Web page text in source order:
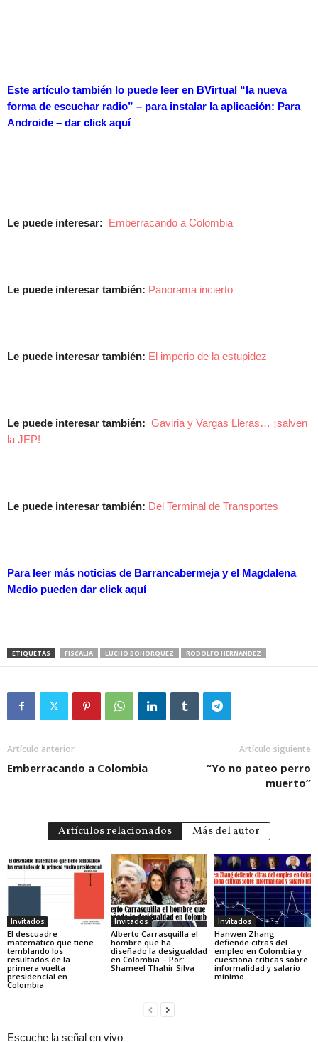
Este artículo también lo puede leer en BVirtual “la nueva
forma de escuchar radio” – para instalar la aplicación: Para
Androide – dar click aquí
Le puede interesar: Emberracando a Colombia
Le puede interesar también: Panorama incierto
Le puede interesar también: El imperio de la estupidez
Le puede interesar también: Gaviria y Vargas Lleras… ¡salven
la JEP!
Le puede interesar también: Del Terminal de Transportes
Para leer más noticias de Barrancabermeja y el Magdalena
Medio pueden dar click aquí
ETIQUETAS FISCALIA LUCHO BOHORQUEZ RODOLFO HERNANDEZ
Artículo anterior
Emberracando a Colombia
Artículo siguiente
“Yo no pateo perro
muerto”
Artículos relacionados Más del autor
Invitados
El descuadre
matemático que tiene
temblando los
resultados de la
primera vuelta
presidencial en
Colombia
Invitados
Alberto Carrasquilla el
hombre que ha
diseñado la desigualdad
en Colombia – Por:
Shameel Thahir Silva
Invitados
Hanwen Zhang
defiende cifras del
empleo en Colombia y
cuestiona críticas sobre
informalidad y salario
mínimo
Escuche la señal en vivo